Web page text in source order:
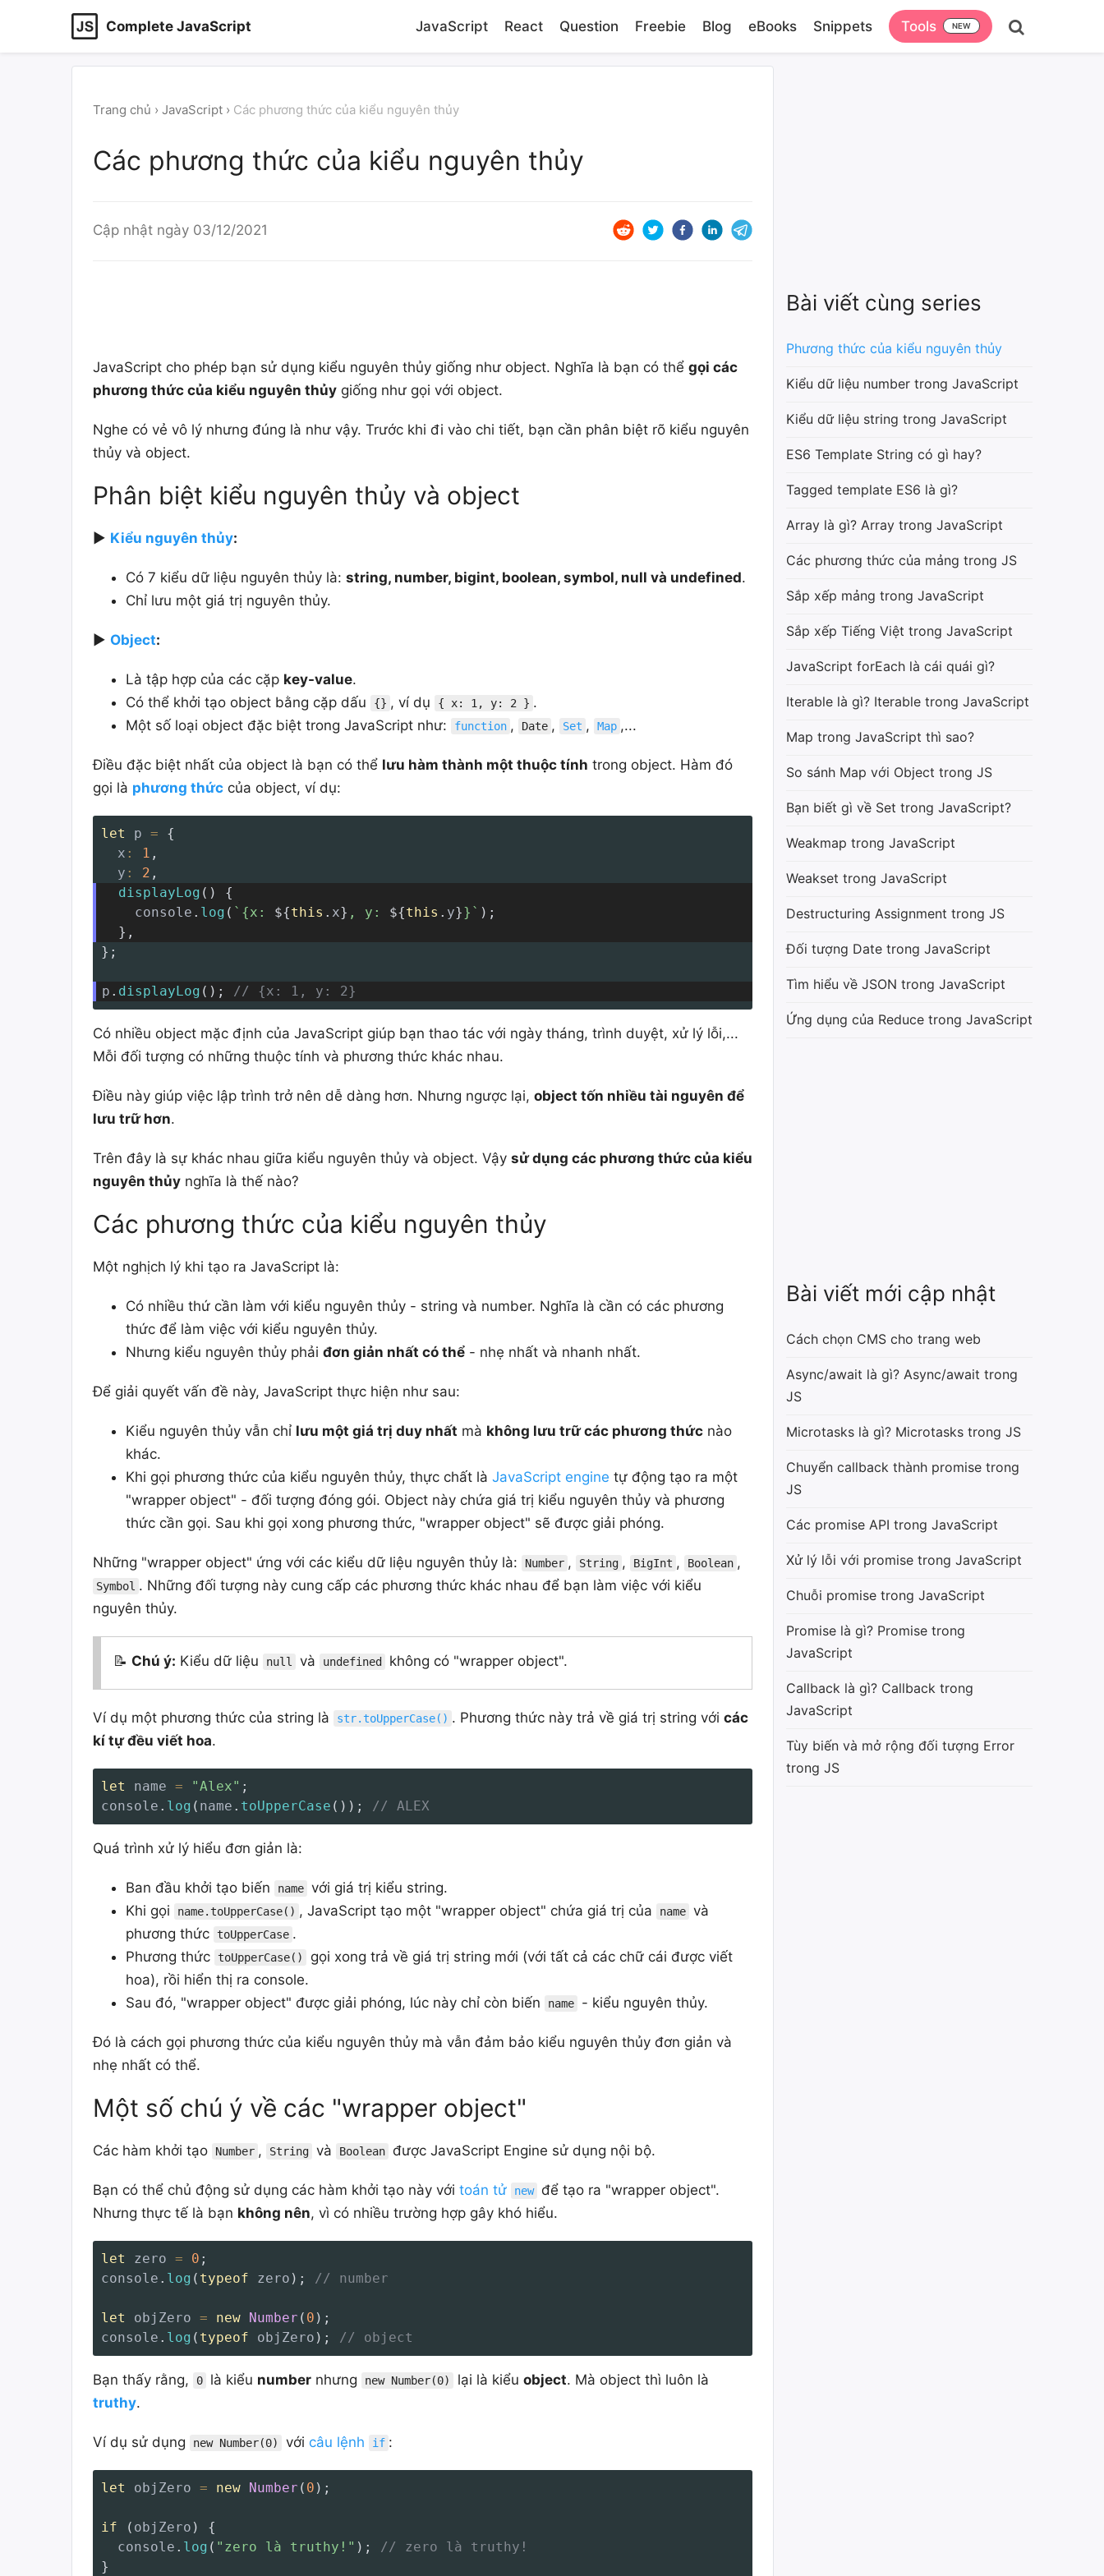
Complete JavaScript JavaScript React Question Freebie Blog eBooks Snippets Tools
Trang chủ › JavaScript › Các phương thức của kiểu nguyên thủy
Các phương thức của kiểu nguyên thủy
Cập nhật ngày 03/12/2021
JavaScript cho phép bạn sử dụng kiểu nguyên thủy giống như object. Nghĩa là bạn có thể gọi các
phương thức của kiểu nguyên thủy giống như gọi với object.
Nghe có vẻ vô lý nhưng đúng là như vậy. Trước khi đi vào chi tiết, bạn cần phân biệt rõ kiểu nguyên
thủy và object.
Phân biệt kiểu nguyên thủy và object
► Kiểu nguyên thủy:
Có 7 kiểu dữ liệu nguyên thủy là: string, number, bigint, boolean, symbol, null và undefined.
Chỉ lưu một giá trị nguyên thủy.
► Object:
Là tập hợp của các cặp key-value.
Có thể khởi tạo object bằng cặp dấu
{} , ví dụ { x: 1, y: 2 } .
Một số loại object đặc biệt trong JavaScript như:
function , Date , Set , Map ,...
Điều đặc biệt nhất của object là bạn có thể lưu hàm thành một thuộc tính trong object. Hàm đó
gọi là phương thức của object, ví dụ:
let p =
{
x : 1 ,
y : 2 ,
displayLog ( )
{
    console
. log ( ` {x: ${this . x} , y: ${this . y}} ` ) ;
} ,
} ;
p . displayLog ( ) ; // {x: 1, y: 2}
Có nhiều object mặc định của JavaScript giúp bạn thao tác với ngày tháng, trình duyệt, xử lý lỗi,...
Mỗi đối tượng có những thuộc tính và phương thức khác nhau.
Điều này giúp việc lập trình trở nên dễ dàng hơn. Nhưng ngược lại, object tốn nhiều tài nguyên để
lưu trữ hơn.
Trên đây là sự khác nhau giữa kiểu nguyên thủy và object. Vậy sử dụng các phương thức của kiểu
nguyên thủy nghĩa là thế nào?
Các phương thức của kiểu nguyên thủy
Một nghịch lý khi tạo ra JavaScript là:
Có nhiều thứ cần làm với kiểu nguyên thủy - string và number. Nghĩa là cần có các phương
thức để làm việc với kiểu nguyên thủy.
Nhưng kiểu nguyên thủy phải đơn giản nhất có thể - nhẹ nhất và nhanh nhất.
Để giải quyết vấn đề này, JavaScript thực hiện như sau:
Kiểu nguyên thủy vẫn chỉ lưu một giá trị duy nhất mà không lưu trữ các phương thức nào
khác.
Khi gọi phương thức của kiểu nguyên thủy, thực chất là JavaScript engine tự động tạo ra một
"wrapper object" - đối tượng đóng gói. Object này chứa giá trị kiểu nguyên thủy và phương
thức cần gọi. Sau khi gọi xong phương thức, "wrapper object" sẽ được giải phóng.
Những "wrapper object" ứng với các kiểu dữ liệu nguyên thủy là: Number , String , BigInt , Boolean ,
Symbol . Những đối tượng này cung cấp các phương thức khác nhau để bạn làm việc với kiểu
nguyên thủy.
📝 Chú ý: Kiểu dữ liệu null và undefined không có "wrapper object".
Ví dụ một phương thức của string là str.toUpperCase() . Phương thức này trả về giá trị string với các
kí tự đều viết hoa.
let name = "Alex" ;
console . log ( name . toUpperCase ( ) ) ; // ALEX
Quá trình xử lý hiểu đơn giản là:
Ban đầu khởi tạo biến name với giá trị kiểu string.
Khi gọi
name.toUpperCase() , JavaScript tạo một "wrapper object" chứa giá trị của name và
phương thức
toUpperCase .
Phương thức
toUpperCase()
gọi xong trả về giá trị string mới (với tất cả các chữ cái được viết
hoa), rồi hiển thị ra console.
Sau đó, "wrapper object" được giải phóng, lúc này chỉ còn biến
name - kiểu nguyên thủy.
Đó là cách gọi phương thức của kiểu nguyên thủy mà vẫn đảm bảo kiểu nguyên thủy đơn giản và
nhẹ nhất có thể.
Một số chú ý về các "wrapper object"
Các hàm khởi tạo Number , String và Boolean được JavaScript Engine sử dụng nội bộ.
Bạn có thể chủ động sử dụng các hàm khởi tạo này với toán tử new
để tạo ra "wrapper object".
Nhưng thực tế là bạn không nên, vì có nhiều trường hợp gây khó hiểu.
let zero = 0 ;
console . log ( typeof zero ) ; // number
let objZero = new Number ( 0 ) ;
console . log ( typeof objZero ) ; // object
Bạn thấy rằng, 0 là kiểu number nhưng new Number(0) lại là kiểu object. Mà object thì luôn là
truthy.
Ví dụ sử dụng new Number(0) với câu lệnh if :
let objZero = new Number ( 0 ) ;
if ( objZero )
{
  console
. log ( "zero là truthy!" ) ;
// zero là truthy!
}
Bài viết cùng series
Phương thức của kiểu nguyên thủy
Kiểu dữ liệu number trong JavaScript
Kiểu dữ liệu string trong JavaScript
ES6 Template String có gì hay?
Tagged template ES6 là gì?
Array là gì? Array trong JavaScript
Các phương thức của mảng trong JS
Sắp xếp mảng trong JavaScript
Sắp xếp Tiếng Việt trong JavaScript
JavaScript forEach là cái quái gì?
Iterable là gì? Iterable trong JavaScript
Map trong JavaScript thì sao?
So sánh Map với Object trong JS
Bạn biết gì về Set trong JavaScript?
Weakmap trong JavaScript
Weakset trong JavaScript
Destructuring Assignment trong JS
Đối tượng Date trong JavaScript
Tìm hiểu về JSON trong JavaScript
Ứng dụng của Reduce trong JavaScript
Bài viết mới cập nhật
Cách chọn CMS cho trang web
Async/await là gì? Async/await trong
JS
Microtasks là gì? Microtasks trong JS
Chuyển callback thành promise trong
JS
Các promise API trong JavaScript
Xử lý lỗi với promise trong JavaScript
Chuỗi promise trong JavaScript
Promise là gì? Promise trong
JavaScript
Callback là gì? Callback trong
JavaScript
Tùy biến và mở rộng đối tượng Error
trong JS